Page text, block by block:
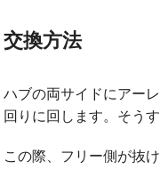
交換方法
ハブの両サイドにアー
回りに回します。そう
この際、フリー側が抜